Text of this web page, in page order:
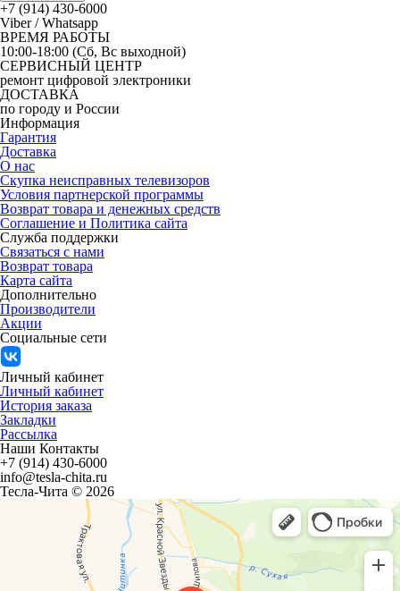
+7 (914) 430-6000
Viber / Whatsapp
ВРЕМЯ РАБОТЫ
10:00-18:00 (Сб, Вс выходной)
СЕРВИСНЫЙ ЦЕНТР
ремонт цифровой электроники
ДОСТАВКА
по городу и России
Информация
Гарантия
Доставка
О нас
Скупка неисправных телевизоров
Условия партнерской программы
Возврат товара и денежных средств
Соглашение и Политика сайта
Служба поддержки
Связаться с нами
Возврат товара
Карта сайта
Дополнительно
Производители
Акции
Социальные сети
Личный кабинет
Личный кабинет
История заказа
Закладки
Рассылка
Наши Контакты
+7 (914) 430-6000
info@tesla-chita.ru
Тесла-Чита © 2026